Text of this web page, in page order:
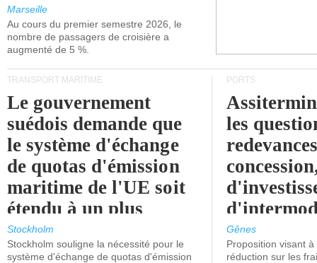
Marseille
Au cours du premier semestre 2026, le
nombre de passagers de croisière a
augmenté de 5 %.
TRANSPORT MARITIME
Le gouvernement
suédois demande que
le système d'échange
de quotas d'émission
maritime de l'UE soit
étendu à un plus
grand nombre de
navires.
Stockholm
Stockholm souligne la nécessité pour le
système d'échange de quotas d'émission
PORTS
les
l'attention
politiciens.
Gênes
Proposition visant
réduction sur les